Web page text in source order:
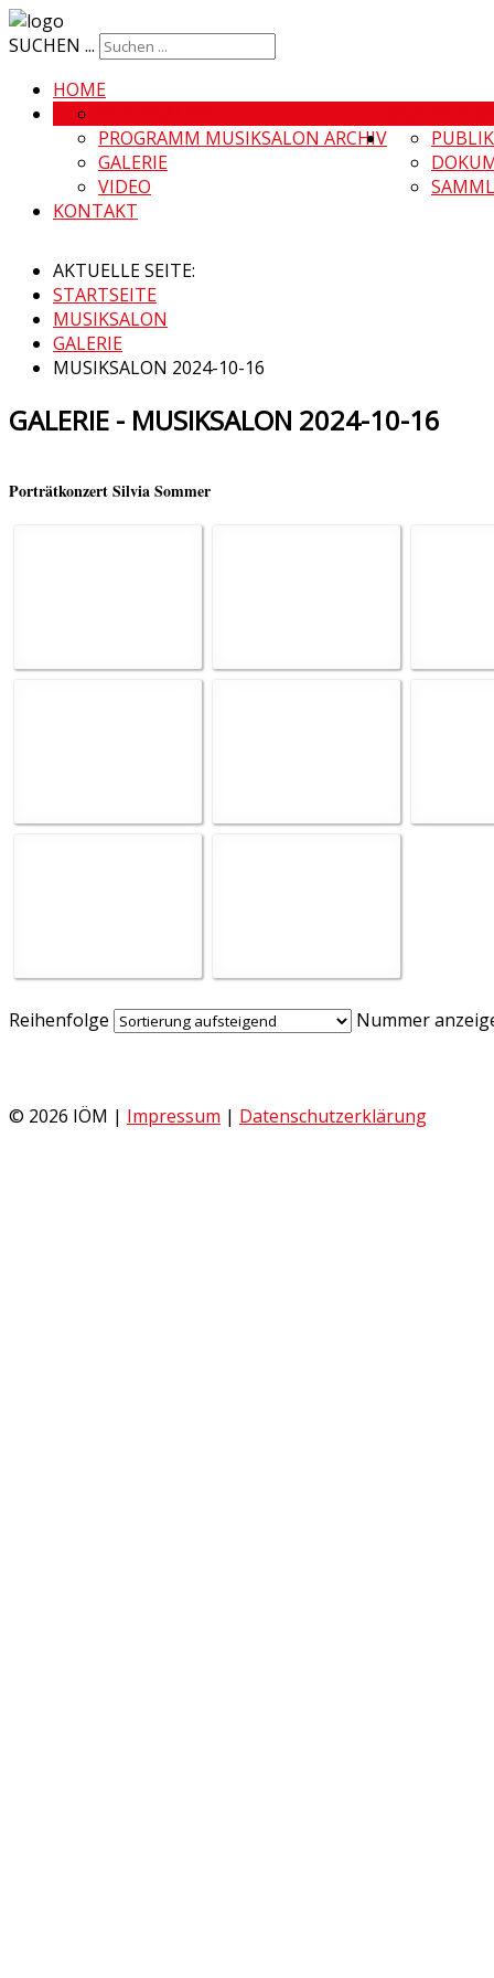
SUCHEN ...
HOME
PROGRAMM MUSIKSALON ARCHIV
GALERIE
VIDEO
KONTAKT
AKTUELLE SEITE:
STARTSEITE
MUSIKSALON
GALERIE
MUSIKSALON 2024-10-16
GALERIE - MUSIKSALON 2024-10-16
Porträtkonzert Silvia Sommer
Reihenfolge Nummer
© 2026 IÖM | Impressum | Datenschutzerklärung